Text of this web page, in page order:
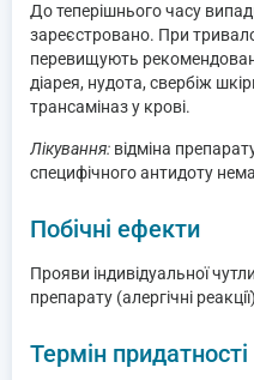
До теперішнього часу
зареєстровано. При
перевищують
діарея, нудота, свербіж
трансаміназ у крові.
Лікування: відміна
специфічного антидоту
Побічні ефекти
Прояви індивідуальної
препарату (алергічні
Термін придатності